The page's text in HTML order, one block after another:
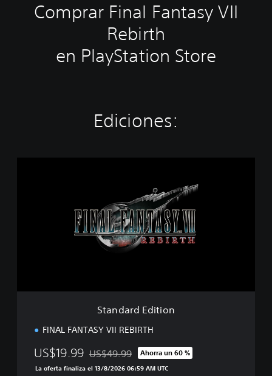
Comprar Final Fantasy VII
Rebirth
en PlayStation Store
Ediciones:
t
Standard Edition
FINAL FANTASY VII REBIRTH
US$19.99 Rebajado del precio original de US$49.99
US$49.99 Ahorra un 60 %
La oferta finaliza el 13/8/2026 06:59 AM UTC